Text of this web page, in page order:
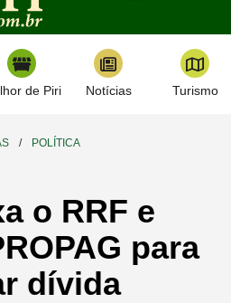
de Piri Notícias Turismo
/ POLÍTICA
o RRF e
para
dívida